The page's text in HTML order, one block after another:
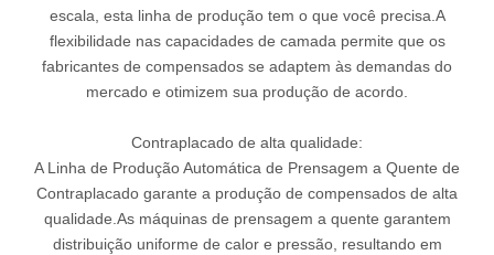
escala, esta linha de produção tem o que você precisa.A
flexibilidade nas capacidades de camada permite que os
fabricantes de compensados ​​se adaptem às demandas do
mercado e otimizem sua produção de acordo.
Contraplacado de alta qualidade:
A Linha de Produção Automática de Prensagem a Quente de
Contraplacado garante a produção de compensados ​​de alta
qualidade.As máquinas de prensagem a quente garantem
distribuição uniforme de calor e pressão, resultando em